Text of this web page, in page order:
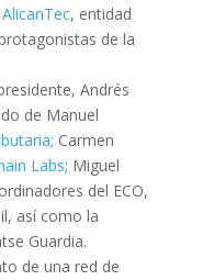
AlicanTec, entidad
de la
Andrés
de Manuel
Carmen
Labs; Miguel
del ECO,
así como la
Guardia.
de una red de